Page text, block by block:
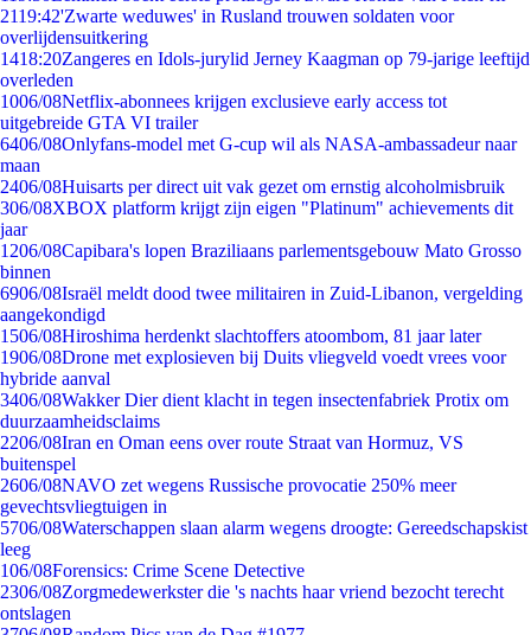
2119:42'Zwarte weduwes' in Rusland trouwen soldaten voor
overlijdensuitkering
1418:20Zangeres en Idols-jurylid Jerney Kaagman op 79-jarige leeftijd
overleden
1006/08Netflix-abonnees krijgen exclusieve early access tot
uitgebreide GTA VI trailer
6406/08Onlyfans-model met G-cup wil als NASA-ambassadeur naar
maan
2406/08Huisarts per direct uit vak gezet om ernstig alcoholmisbruik
306/08XBOX platform krijgt zijn eigen "Platinum" achievements dit
jaar
1206/08Capibara's lopen Braziliaans parlementsgebouw Mato Grosso
binnen
6906/08Israël meldt dood twee militairen in Zuid-Libanon, vergelding
aangekondigd
1506/08Hiroshima herdenkt slachtoffers atoombom, 81 jaar later
1906/08Drone met explosieven bij Duits vliegveld voedt vrees voor
hybride aanval
3406/08Wakker Dier dient klacht in tegen insectenfabriek Protix om
duurzaamheidsclaims
2206/08Iran en Oman eens over route Straat van Hormuz, VS
buitenspel
2606/08NAVO zet wegens Russische provocatie 250% meer
gevechtsvliegtuigen in
5706/08Waterschappen slaan alarm wegens droogte: Gereedschapskist
leeg
106/08Forensics: Crime Scene Detective
2306/08Zorgmedewerkster die 's nachts haar vriend bezocht terecht
ontslagen